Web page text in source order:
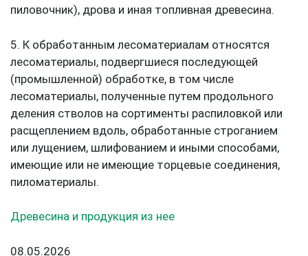
пиловочник), дрова и иная топливная древесина.
5. К обработанным лесоматериалам относятся
лесоматериалы, подвергшиеся последующей
(промышленной) обработке, в том числе
лесоматериалы, полученные путем продольного
деления стволов на сортименты распиловкой или
расщеплением вдоль, обработанные строганием
или лущением, шлифованием и иными способами,
имеющие или не имеющие торцевые соединения,
пиломатериалы.
Древесина и продукция из нее
08.05.2026